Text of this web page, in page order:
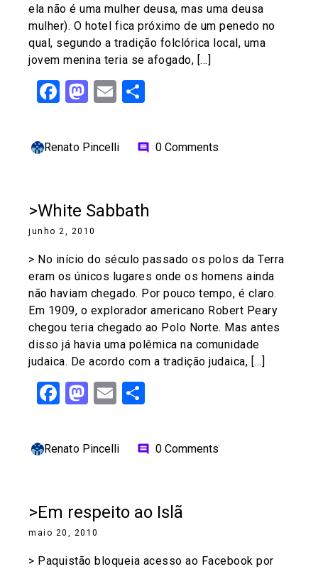
ela não é uma mulher deusa, mas uma deusa
mulher). O hotel fica próximo de um penedo no
qual, segundo a tradição folclórica local, uma
jovem menina teria se afogado, […]
Facebook
Mastodon
Email
Renato Pincelli comment 0 Comments
>White Sabbath
junho 2, 2010
> No início do século passado os polos da Terra
eram os únicos lugares onde os homens ainda
não haviam chegado. Por pouco tempo, é claro.
Em 1909, o explorador americano Robert Peary
chegou teria chegado ao Polo Norte. Mas antes
disso já havia uma polêmica na comunidade
judaica. De acordo com a tradição judaica, […]
Facebook
Mastodon
Email
Renato Pincelli comment 0 Comments
>Em respeito ao Islã
maio 20, 2010
> Paquistão bloqueia acesso ao Facebook por